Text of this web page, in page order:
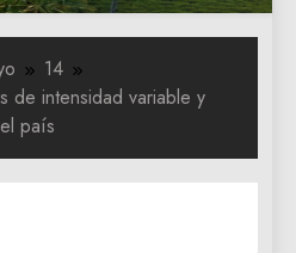
14
de intensidad variable y
país